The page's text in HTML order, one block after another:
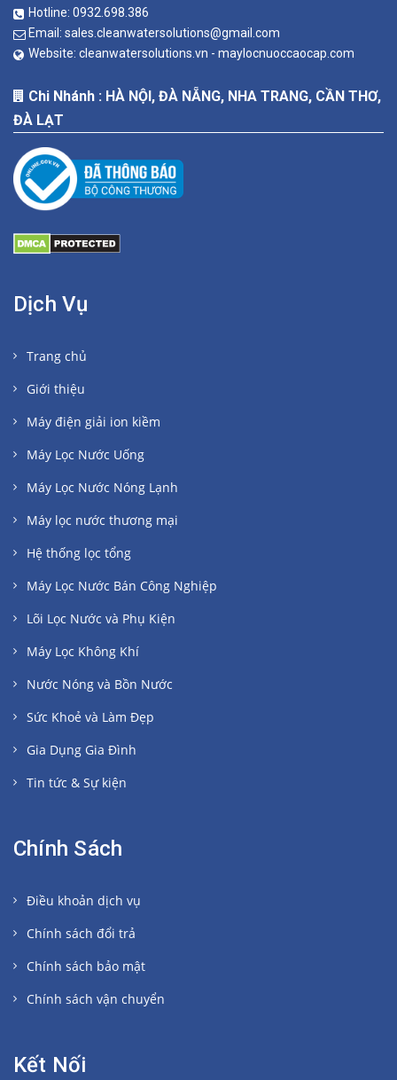
Hotline: 0932.698.386
Email: sales.cleanwatersolutions@gmail.com
Website: cleanwatersolutions.vn - maylocnuoccaocap.com
Chi Nhánh : HÀ NỘI, ĐÀ NẴNG, NHA TRANG, CẦN THƠ,
ĐÀ LẠT
Dịch Vụ
Trang chủ
Giới thiệu
Máy điện giải ion kiềm
Máy Lọc Nước Uống
Máy Lọc Nước Nóng Lạnh
Máy lọc nước thương mại
Hệ thống lọc tổng
Máy Lọc Nước Bán Công Nghiệp
Lõi Lọc Nước và Phụ Kiện
Máy Lọc Không Khí
Nước Nóng và Bồn Nước
Sức Khoẻ và Làm Đẹp
Gia Dụng Gia Đình
Tin tức & Sự kiện
Chính Sách
Điều khoản dịch vụ
Chính sách đổi trả
Chính sách bảo mật
Chính sách vận chuyển
Kết Nối